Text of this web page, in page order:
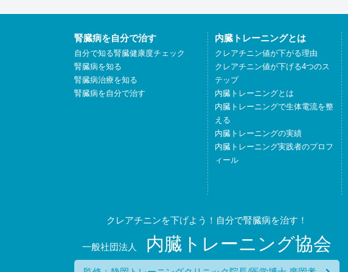
腎臓病を自分で治す
自分で知る腎臓健康度チェック
腎臓病を知る
腎臓病治療を知る
腎臓病を自分で治す
内臓トレーニングとは
クレアチニン値が下がる理由
クレアチニン値が下げる4つのス
テップ
内臓トレーニングとは
内臓トレーニングで生体電流を整
える
内臓トレーニングの実績
内臓トレーニング実践者のプロフ
ィール
クレアチニンを下げよう！自分で腎臓病を治す！
一般社団法人 内臓トレーニング協会